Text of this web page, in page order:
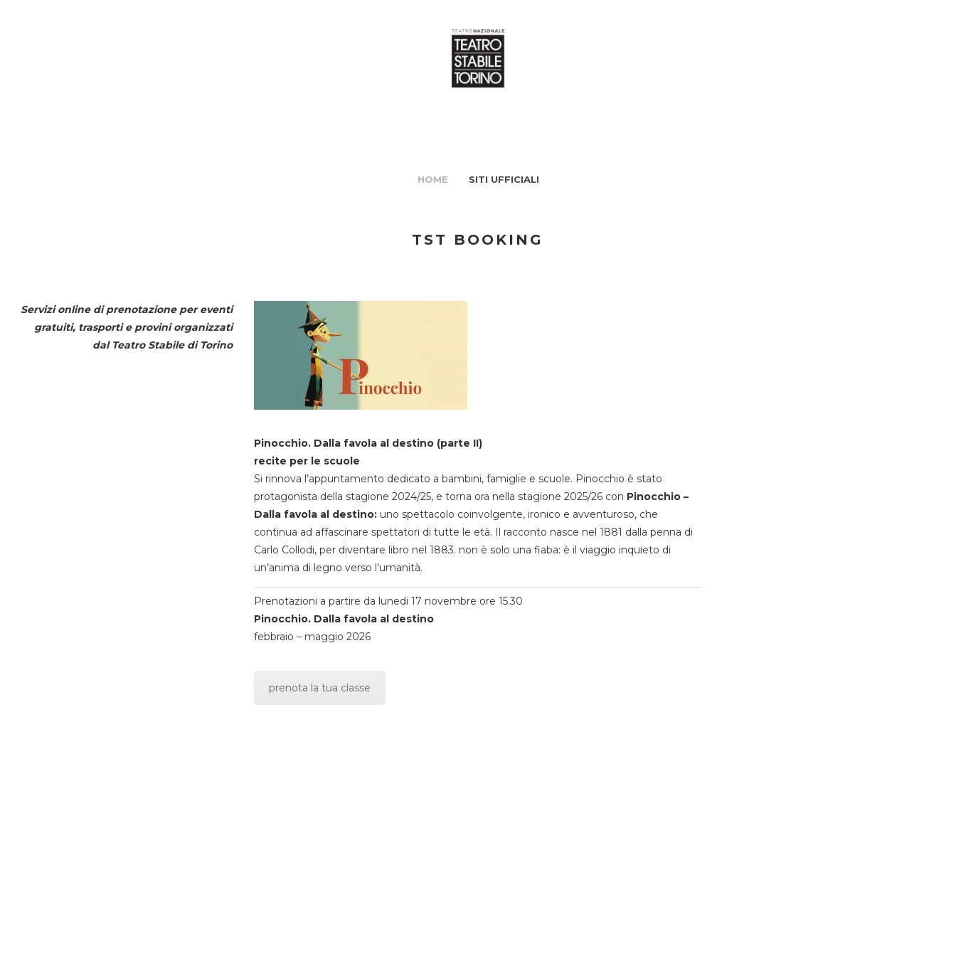
HOME SITI UFFICIALI
TST BOOKING
Servizi online di prenotazione per eventi
gratuiti, trasporti e provini organizzati
dal Teatro Stabile di Torino
Pinocchio. Dalla favola al destino (parte II)
recite per le scuole
Si rinnova l’appuntamento dedicato a bambini, famiglie e scuole. Pinocchio è stato
protagonista della stagione 2024/25, e torna ora nella stagione 2025/26 con Pinocchio –
Dalla favola al destino:uno spettacolo coinvolgente, ironico e avventuroso, che
continua ad affascinare spettatori di tutte le età. Il racconto nasce nel 1881 dalla penna di
Carlo Collodi, per diventare libro nel 1883. non è solo una fiaba: è il viaggio inquieto di
un’anima di legno verso l’umanità.
Prenotazioni a partire da lunedi 17 novembre ore 15.30
Pinocchio. Dalla favola al destino
febbraio – maggio 2026
prenota la tua classe